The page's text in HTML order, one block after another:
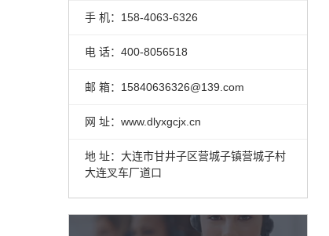
手 机：158-4063-6326
电 话：400-8056518
邮 箱：15840636326@139.com
网 址：www.dlyxgcjx.cn
地 址：大连市甘井子区营城子镇营城子村
大连叉车厂道口